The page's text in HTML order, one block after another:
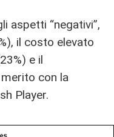
aspetti “negativi”,
il costo elevato
e il
con la
Player.